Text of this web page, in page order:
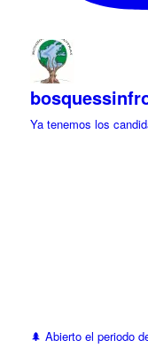
Ya tenemos los
🌲 Abierto el periodo